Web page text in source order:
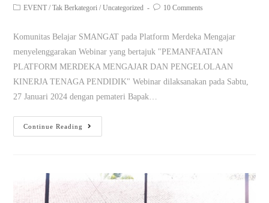
EVENT / Tak Berkategori / Uncategorized 10 Comments
Komunitas Belajar SMANGAT pada Platform Merdeka Mengajar
menyelenggarakan Webinar yang bertajuk "PEMANFAATAN
PLATFORM MERDEKA MENGAJAR DAN PENGELOLAAN
KINERJA TENAGA PENDIDIK" Webinar dilaksanakan pada Sabtu,
27 Januari 2024 dengan pemateri Bapak…
Continue Reading